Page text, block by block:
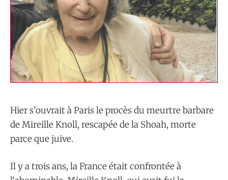
Hier s’ouvrait à Paris le procès du meurtre barbare
de Mireille Knoll, rescapée de la Shoah, morte
parce que juive.
Il y a trois ans, la France était confrontée à